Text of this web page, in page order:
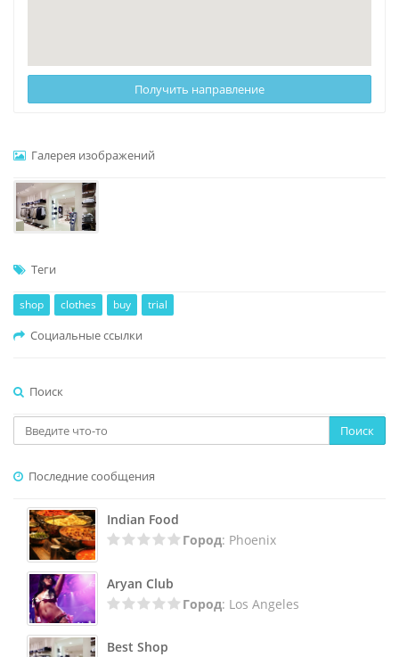
Получить направление
Галерея изображений
Теги
shop clothes buy trial
Социальные ссылки
Поиск
Поиск
Последние сообщения
Indian Food
Город: Phoenix
Aryan Club
Город: Los Angeles
Best Shop